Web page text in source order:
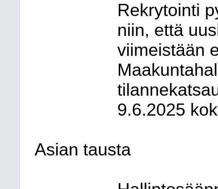
Rekrytointi
niin, että
viimeistään
9.6.2025
Asian tausta